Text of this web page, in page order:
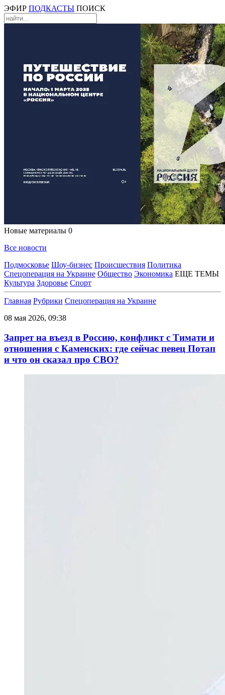
ЭФИР ПОДКАСТЫ ПОИСК
Новые материалы 0
Все новости
Подмосковье Шоу-бизнес Происшествия Политика
Спецоперация на Украине Общество Экономика ЕЩЕ ТЕМЫ
Культура Здоровье Спорт
Главная Рубрики Спецоперация на Украине
08 мая 2026, 09:38
Запрет на въезд в Россию, конфликт с Тимати и
отношения с Каменских: где сейчас певец Потап
и что он сказал про СВО?